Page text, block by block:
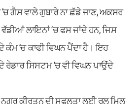
’ਚ ਗੈਸ ਵਾਲੇ ਗੁਬਾਰੇ ਨਾ ਛੱਡੇ ਜਾਣ, ਅਕਸਰ
ਲਾਇਨਾਂ ’ਚ ਫਸ ਜਾਂਦੇ ਹਨ, ਜਿਸ
ਕੰਮ ’ਚ ਕਾਫੀ ਵਿਘਨ ਪੈਂਦਾ ਹੈ। ਇਹ
ਰੇਡਾਰ ਸਿਸਟਮ ’ਚ ਵੀ ਵਿਘਨ ਪਾਉਂਦੇ
ਕੀਰਤਨ ਦੀ ਸਫਲਤਾ ਲਈ ਰਲ ਮਿਲ